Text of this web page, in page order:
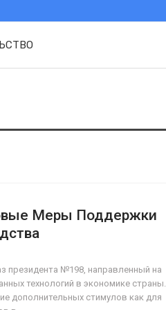
Меры Поддержки
президента №198, направленный на
технологий в экономике страны.
дополнительных стимулов как для